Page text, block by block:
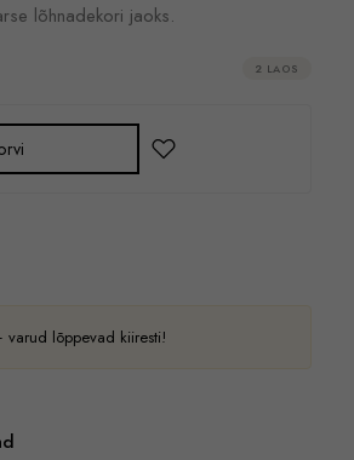
lõhnadekori jaoks.
2 LAOS
varud lõppevad kiiresti!